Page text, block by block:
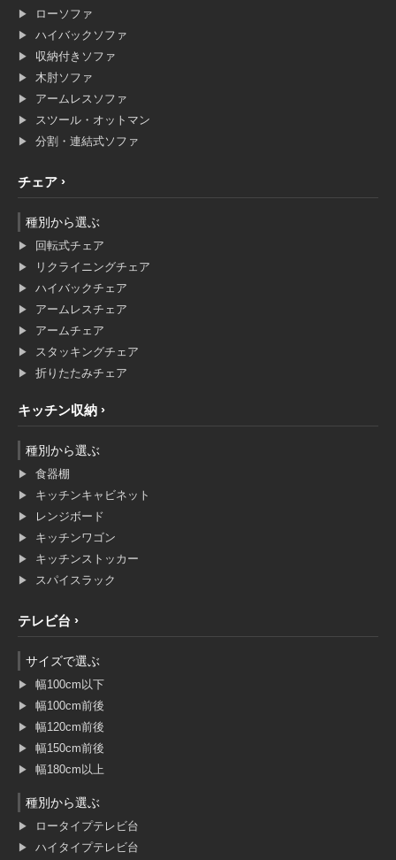
ローソファ
ハイバックソファ
収納付きソファ
木肘ソファ
アームレスソファ
スツール・オットマン
分割・連結式ソファ
チェア
種別から選ぶ
回転式チェア
リクライニングチェア
ハイバックチェア
アームレスチェア
アームチェア
スタッキングチェア
折りたたみチェア
キッチン収納
種別から選ぶ
食器棚
キッチンキャビネット
レンジボード
キッチンワゴン
キッチンストッカー
スパイスラック
テレビ台
サイズで選ぶ
幅100cm以下
幅100cm前後
幅120cm前後
幅150cm前後
幅180cm以上
種別から選ぶ
ロータイプテレビ台
ハイタイプテレビ台